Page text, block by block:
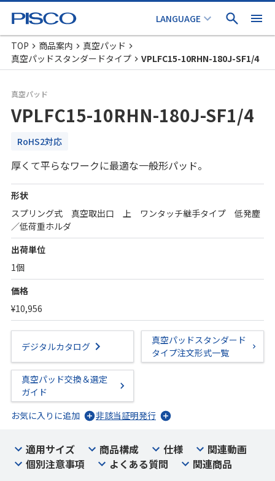
TOP 商品案内
真空パッド
真空パッドスタンダードタイプ
VPLFC15-10RHN-180J-SF1/4
真空パッド
VPLFC15-10RHN-180J-SF1/4
RoHS2対応
厚くて平らなワークに最適な一般形パッド。
形状
スプリング式 真空取出口 上 ワンタッチ継手タイプ 低発塵
／低荷重ホルダ
出荷単位
1個
価格
¥10,956
デジタルカタログ
真空パッドスタンダード
タイプ注文形式一覧
真空パッド交換＆選定
ガイド
お気に入りに追加
非該当証明発行
適用サイズ 商品構成 仕様
関連動画
個別注意事項
よくある質問 関連商品